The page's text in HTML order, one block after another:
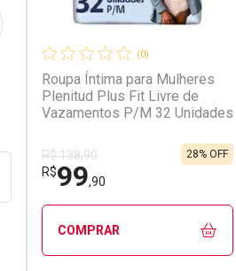
(0)
Roupa Íntima para Mulheres
Plenitud Plus Fit Livre de
Vazamentos P/M 32 Unidades
R$ 138,90
R$99,90
28% OFF
COMPRAR
PELO TERMO DIGITADO